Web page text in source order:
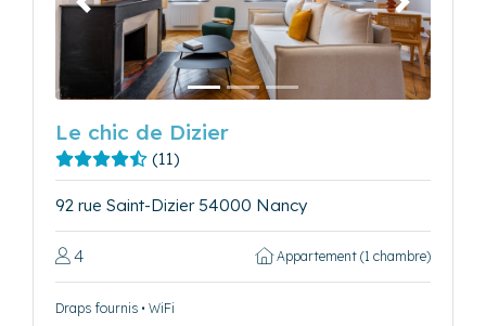
Précédent Suivant
Le chic de Dizier
(11)
92 rue Saint-Dizier 54000 Nancy
4 Appartement (1 chambre)
Draps fournis • WiFi